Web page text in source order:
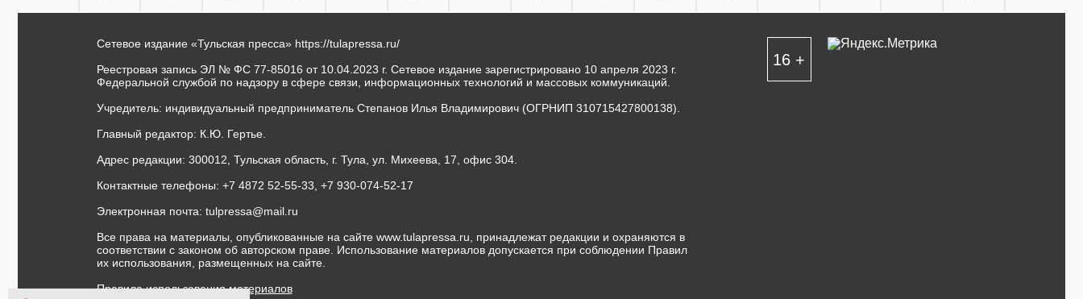
Сетевое издание «Тульская пресса» https://tulapressa.ru/
Реестровая запись ЭЛ № ФС 77-85016 от 10.04.2023 г. Сетевое издание зарегистрировано 10 апреля 2023 г.
Федеральной службой по надзору в сфере связи, информационных технологий и массовых коммуникаций.
Учредитель: индивидуальный предприниматель Степанов Илья Владимирович (ОГРНИП 310715427800138).
Главный редактор: К.Ю. Гертье.
Адрес редакции: 300012, Тульская область, г. Тула, ул. Михеева, 17, офис 304.
Контактные телефоны: +7 4872 52-55-33, +7 930-074-52-17
Электронная почта: tulpressa@mail.ru
Все права на материалы, опубликованные на сайте www.tulapressa.ru, принадлежат редакции и охраняются в
соответствии с законом об авторском праве. Использование материалов допускается при соблюдении Правил
их использования, размещенных на сайте.
Правила использования материалов
16 +